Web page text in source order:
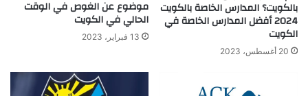
بالكويت؟ المدارس الخاصة بالكويت
2024 أفضل المدارس الخاصة في
الكويت
20 أغسطس، 2023
موضوع عن الغوص في الوقت
الحالي في الكويت
13 فبراير، 2023